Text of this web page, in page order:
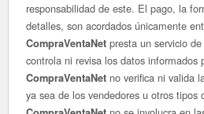
responsabilidad de este. El pago, la
detalles, son acordados únicamente
CompraVentaNet presta un servicio
controla ni revisa los datos informados
CompraVentaNet no verifica ni valida
ya sea de los vendedores u otros tipos